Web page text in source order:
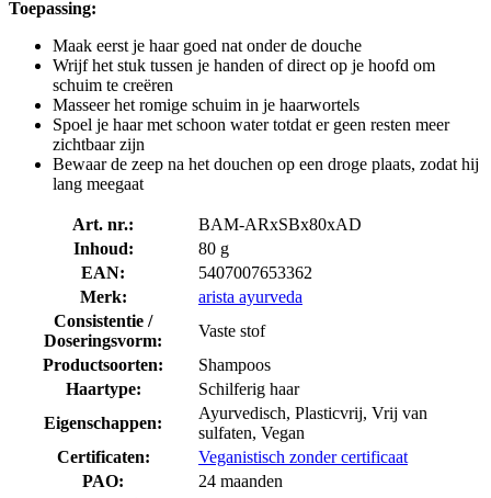
Toepassing:
Maak eerst je haar goed nat onder de douche
Wrijf het stuk tussen je handen of direct op je hoofd om
schuim te creëren
Masseer het romige schuim in je haarwortels
Spoel je haar met schoon water totdat er geen resten meer
zichtbaar zijn
Bewaar de zeep na het douchen op een droge plaats, zodat hij
lang meegaat
Art. nr.:
BAM-ARxSBx80xAD
Inhoud:
80 g
EAN:
5407007653362
Merk:
arista ayurveda
Consistentie /
Doseringsvorm:
Vaste stof
Productsoorten:
Shampoos
Haartype:
Schilferig haar
Eigenschappen:
Ayurvedisch, Plasticvrij, Vrij van
sulfaten, Vegan
Certificaten:
Veganistisch zonder certificaat
PAO:
24 maanden